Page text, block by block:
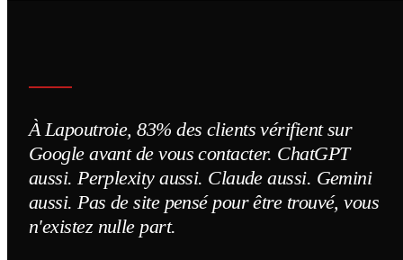
À Lapoutroie, 83% des clients vérifient sur
Google avant de vous contacter. ChatGPT
aussi. Perplexity aussi. Claude aussi. Gemini
aussi. Pas de site pensé pour être trouvé, vous
n'existez nulle part.